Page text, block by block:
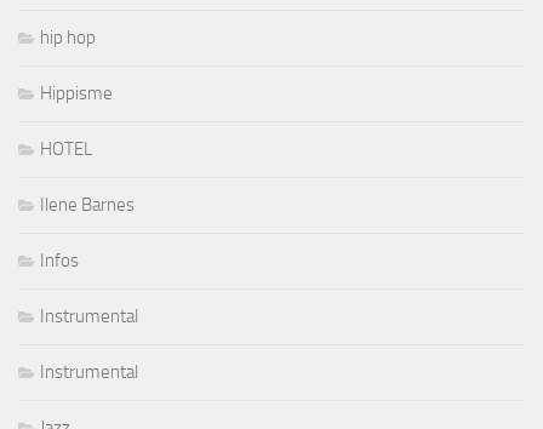
hip hop
Hippisme
HOTEL
Ilene Barnes
Infos
Instrumental
Instrumental